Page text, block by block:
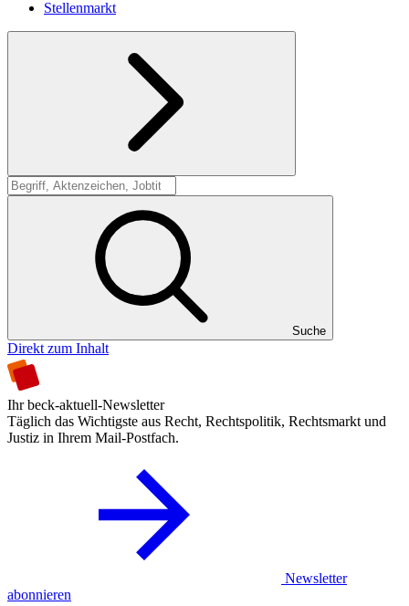
Stellenmarkt
Suche
Suche
Direkt zum Inhalt
Ihr beck-aktuell-Newsletter
Täglich das Wichtigste aus Recht, Rechtspolitik, Rechtsmarkt und
Justiz in Ihrem Mail-Postfach.
Newsletter
abonnieren